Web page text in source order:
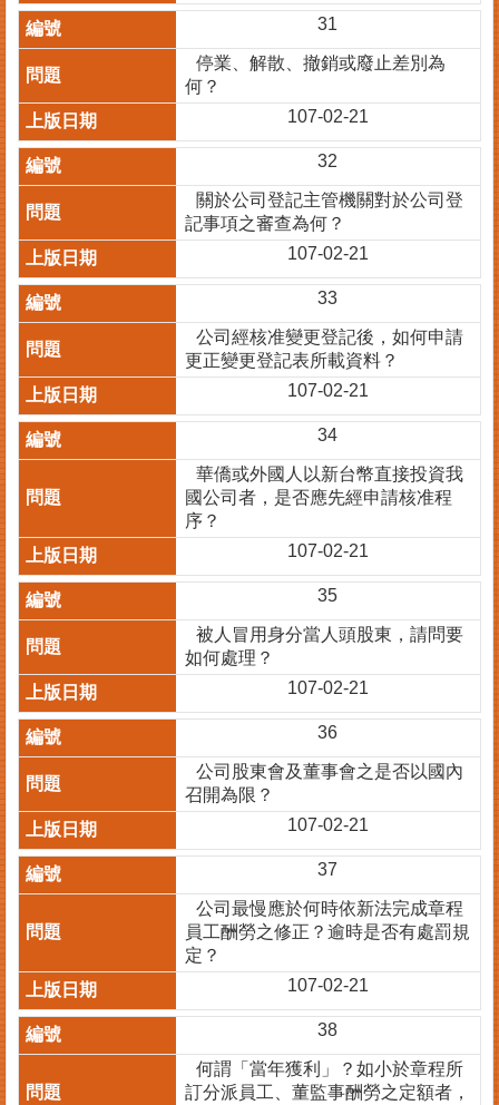
31
停業、解散、撤銷或廢止差別為
何？
107-02-21
32
關於公司登記主管機關對於公司登
記事項之審查為何？
107-02-21
33
公司經核准變更登記後，如何申請
更正變更登記表所載資料？
107-02-21
34
華僑或外國人以新台幣直接投資我
國公司者，是否應先經申請核准程
序？
107-02-21
35
被人冒用身分當人頭股東，請問要
如何處理？
107-02-21
36
公司股東會及董事會之是否以國內
召開為限？
107-02-21
37
公司最慢應於何時依新法完成章程
員工酬勞之修正？逾時是否有處罰規
定？
107-02-21
38
何謂「當年獲利」？如小於章程所
訂分派員工、董監事酬勞之定額者，